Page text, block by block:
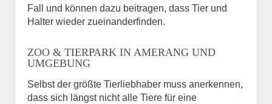
Fall und können dazu beitragen, dass Tier und
Halter wieder zueinanderfinden.
ZOO & TIERPARK IN AMERANG UND
UMGEBUNG
Selbst der größte Tierliebhaber muss anerkennen,
dass sich längst nicht alle Tiere für eine